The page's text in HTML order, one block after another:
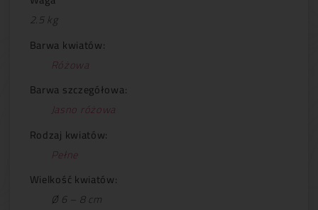
2.5 kg
Barwa kwiatów:
Różowa
Barwa szczegółowa:
Jasno różowa
Rodzaj kwiatów:
Pełne
Wielkość kwiatów:
Ø 6 – 8 cm